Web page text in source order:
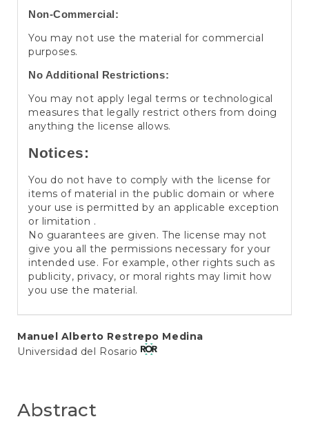
Non-Commercial:
You may not use the material for commercial
purposes.
No Additional Restrictions:
You may not apply legal terms or technological
measures that legally restrict others from doing
anything the license allows.
Notices:
You do not have to comply with the license for
items of material in the public domain or where
your use is permitted by an applicable exception
or limitation .
No guarantees are given. The license may not
give you all the permissions necessary for your
intended use. For example, other rights such as
publicity, privacy, or moral rights may limit how
you use the material.
Main
Article
Manuel Alberto Restrepo Medina
Universidad del Rosario
Abstract